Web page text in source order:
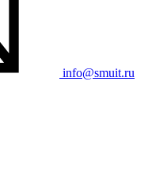
info@smuit.ru